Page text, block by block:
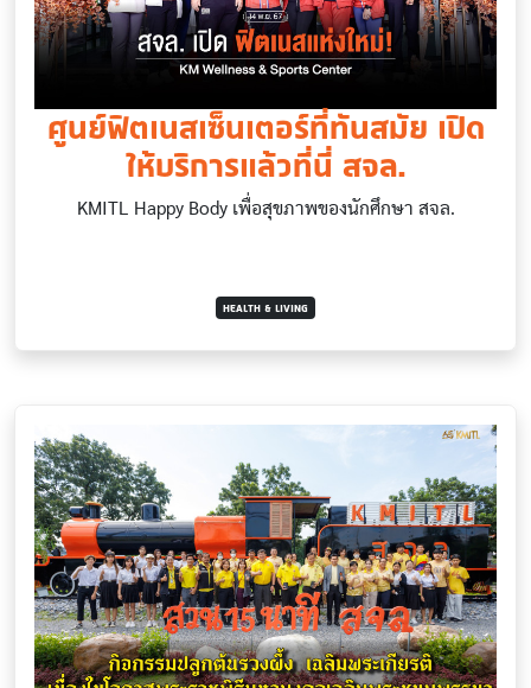
ศูนย์ฟิตเนสเซ็นเตอร์ที่ทันสมัย เปิด
ให้บริการแล้วที่นี่ สจล.
KMITL Happy Body เพื่อสุขภาพของนักศึกษา สจล.
HEALTH & LIVING